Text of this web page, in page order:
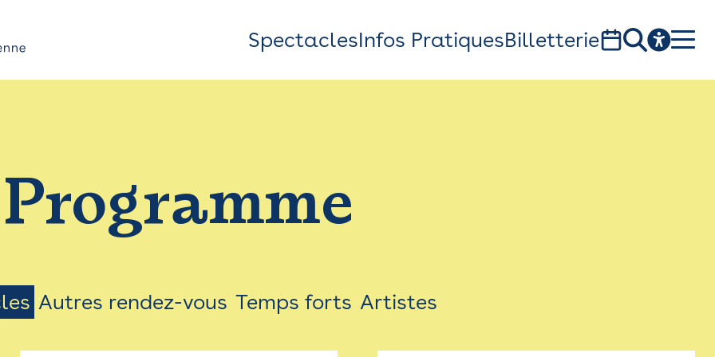
Top
Bar
Menu
SpectaclesInfos PratiquesBilletterie
1, av. du Chateau d'eau - 31300 Toulouse
Programme
Autres rendez-vous Temps forts Artistes